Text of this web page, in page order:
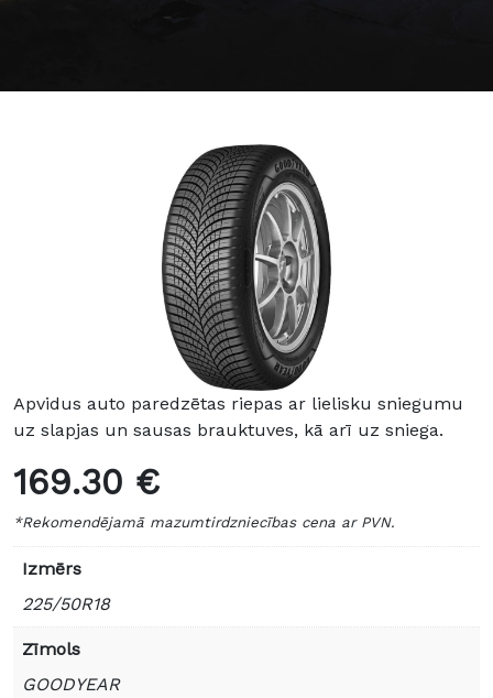
Apvidus auto paredzētas riepas ar lielisku sniegumu
uz slapjas un sausas brauktuves, kā arī uz sniega.
169.30 €
*Rekomendējamā mazumtirdzniecības cena ar PVN.
Izmērs
225/50R18
Zīmols
GOODYEAR